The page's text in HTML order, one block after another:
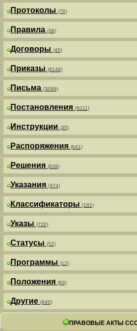
Протоколы (76)
Правила (38)
Договоры (45)
Приказы (8148)
Письма (3099)
Постановления (5011)
Инструкции (35)
Распоряжения (641)
Решения (838)
Указания (374)
Классификаторы (181)
Указы (720)
Статусы (52)
Программы (12)
Положения (63)
Другие (640)
ПРАВОВЫЕ АКТЫ